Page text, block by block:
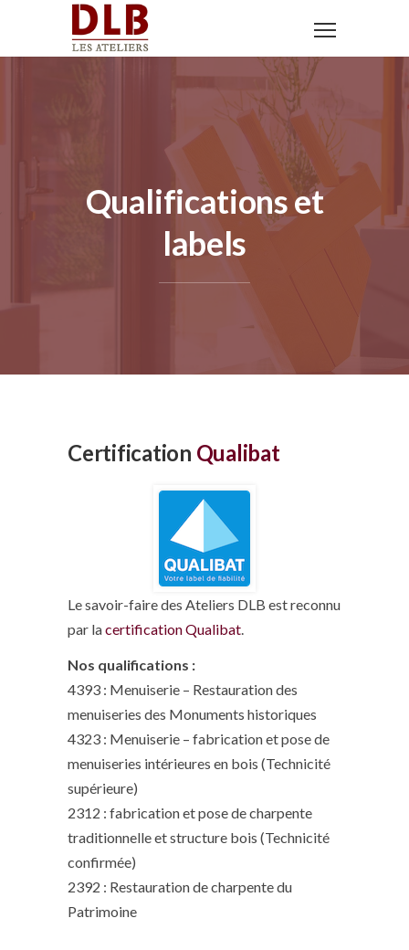
Qualifications et
labels
Certification Qualibat
Le savoir-faire des Ateliers DLB est reconnu
par lacertification Qualibat.
Nos qualifications :
4393 : Menuiserie – Restauration des
menuiseries des Monuments historiques
4323 : Menuiserie – fabrication et pose de
menuiseries intérieures en bois (Technicité
supérieure)
2312 : fabrication et pose de charpente
traditionnelle et structure bois (Technicité
confirmée)
2392 : Restauration de charpente du
Patrimoine